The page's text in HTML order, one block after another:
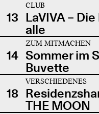
13
CLUB
LaVIVA –
alle
14
ZUM MITMACHEN
Sommer im
Buvette
18
VERSCHIEDENES
THE MOON